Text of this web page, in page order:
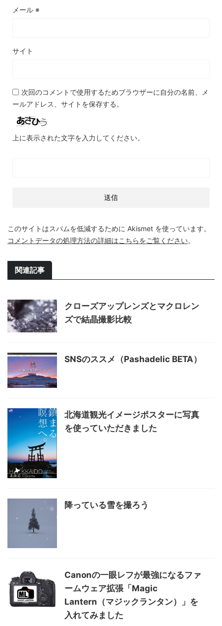
メール ※
サイト
次回のコメントで使用するためブラウザーに自分の名前、メ
ールアドレス、サイトを保存する。
上に表示された文字を入力してください。
このサイトはスパムを低減するために Akismet を使っています。
コメントデータの処理方法の詳細はこちらをご覧ください。
関連記事
クローズアップレンズとマクロレン
ズで結晶撮影比較
SNSのススメ（Pashadelic BETA）
北海道観光イメージポスターに写真
を使っていただきました
降っている雪を撮ろう
Canonの一眼レフが最強になるファ
ームウェア拡張「Magic
Lantern（マジックランタン）」を
入れてみました